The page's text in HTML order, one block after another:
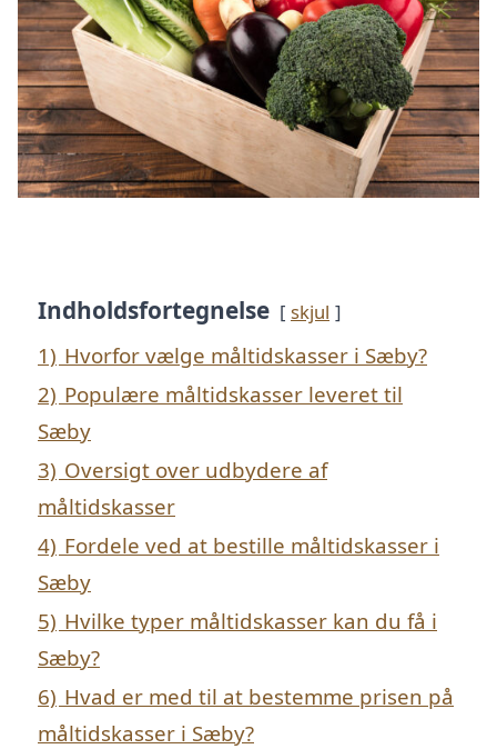
Indholdsfortegnelse skjul
1) Hvorfor vælge måltidskasser i Sæby?
2) Populære måltidskasser leveret til
Sæby
3) Oversigt over udbydere af
måltidskasser
4) Fordele ved at bestille måltidskasser i
Sæby
5) Hvilke typer måltidskasser kan du få i
Sæby?
6) Hvad er med til at bestemme prisen på
måltidskasser i Sæby?